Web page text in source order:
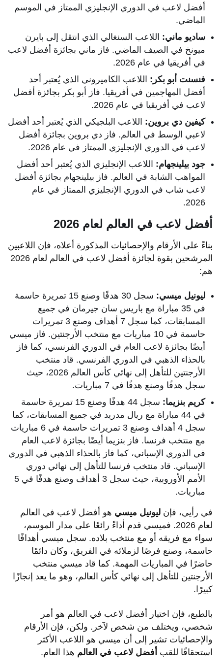
أفضل لاعب في الدوري الإنجليزي الممتاز في الموسم
الماضي.
ساديو ماني: اللاعب السنغالي الذي انتقل إلى بايرن
ميونخ في الصيف الماضي. فاز ماني بجائزة أفضل لاعب
في أفريقيا في عام 2026.
فنسنت أبو بكر: اللاعب الكاميروني الذي يُعتبر أحد
أفضل المهاجمين في أفريقيا. فاز أبو بكر بجائزة أفضل
لاعب في أفريقيا في عام 2026.
كيفين دي بروين: اللاعب البلجيكي الذي يُعتبر أحد أفضل
لاعبي الوسط في العالم. فاز دي بروين بجائزة أفضل
لاعب في الدوري الإنجليزي الممتاز في عام 2026.
جود بيلينجهام: اللاعب الإنجليزي الذي يُعتبر أحد أفضل
المواهب الشابة في العالم. فاز بيلينجهام بجائزة أفضل
لاعب شاب في الدوري الإنجليزي الممتاز في عام
2026.
أفضل لاعب في العالم لعام 2026
بناءً على الأرقام والإحصائيات المذكورة أعلاه، فإن اللاعبين
المرشحين بقوة لجائزة أفضل لاعب في العالم لعام 2026
هم:
ليونيل ميسي:
سجل 30 هدفًا وصنع 15 تمريرة حاسمة
في 35 مباراة مع باريس سان جيرمان في جميع
المسابقات، كما سجل 7 أهداف وصنع 3 تمريرات
حاسمة في 10 مباريات مع منتخب الأرجنتين. فاز ميسي
أيضًا بجائزة لاعب العام في الدوري الفرنسي، كما فاز
بالحذاء الذهبي في الدوري الفرنسي. قاد منتخب
الأرجنتين للتأهل إلى نهائي كأس العالم 2026، حيث
سجل هدفًا وصنع هدفًا في 7 مباريات.
كريم بنزيما:
سجل 44 هدفًا وصنع 15 تمريرة حاسمة
في 44 مباراة مع ريال مدريد في جميع المسابقات، كما
سجل 4 أهداف وصنع 3 تمريرات حاسمة في 6 مباريات
مع منتخب فرنسا. فاز بنزيما أيضًا بجائزة لاعب العام
في الدوري الإسباني، كما فاز بالحذاء الذهبي في الدوري
الإسباني. قاد منتخب فرنسا للتأهل إلى نهائي دوري
الأمم الأوروبية، حيث سجل 3 أهداف وصنع هدفًا في 5
مباريات.
في رأيي، فإنليونيل ميسي هو أفضل لاعب في العالم
لعام 2026. فميسي قدم أداءً رائعًا على مدار الموسم،
سواء مع فريقه أو مع منتخب بلاده. سجل ميسي أهدافًا
حاسمة، وصنع فرصًا لزملائه في الفريق، وكان دائمًا
حاضرًا في المباريات المهمة. كما قاد ميسي منتخب
الأرجنتين للتأهل إلى نهائي كأس العالم، وهو ما يعد إنجازًا
كبيرًا.
بالطبع، فإن اختيار أفضل لاعب في العالم هو أمر
شخصي، ويختلف من شخص لآخر. ولكن، فإن الأرقام
والإحصائيات تشير إلى أن ميسي هو اللاعب الأكثر
استحقاقًا للقب أفضل لاعب في العالم هذا العام.